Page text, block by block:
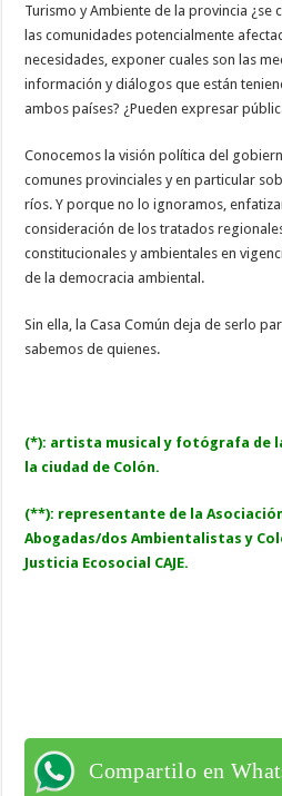
Turismo y Ambiente de la provincia ¿se
las comunidades potencialmente
necesidades, exponer cuales son las
información y diálogos que están
ambos países? ¿Pueden expresar
Conocemos la visión política del
comunes provinciales y en particular
ríos. Y porque no lo ignoramos,
consideración de los tratados
constitucionales y ambientales en
de la democracia ambiental.
Sin ella, la Casa Común deja de serlo
sabemos de quienes.
(*): artista musical y fotógrafa de
la ciudad de Colón.
(**): representante de la
Abogadas/dos Ambientalistas y
Justicia Ecosocial CAJE.
Compartilo en